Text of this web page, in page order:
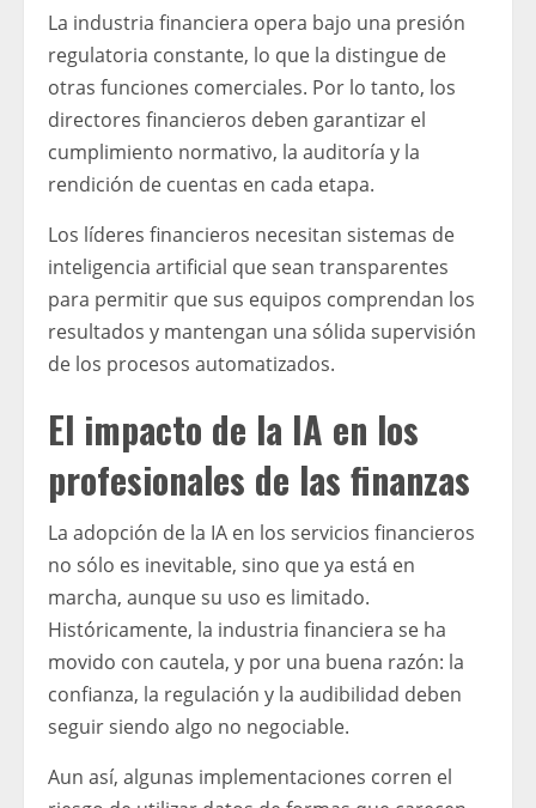
La industria financiera opera bajo una presión
regulatoria constante, lo que la distingue de
otras funciones comerciales. Por lo tanto, los
directores financieros deben garantizar el
cumplimiento normativo, la auditoría y la
rendición de cuentas en cada etapa.
Los líderes financieros necesitan sistemas de
inteligencia artificial que sean transparentes
para permitir que sus equipos comprendan los
resultados y mantengan una sólida supervisión
de los procesos automatizados.
El impacto de la IA en los
profesionales de las finanzas
La adopción de la IA en los servicios financieros
no sólo es inevitable, sino que ya está en
marcha, aunque su uso es limitado.
Históricamente, la industria financiera se ha
movido con cautela, y por una buena razón: la
confianza, la regulación y la audibilidad deben
seguir siendo algo no negociable.
Aun así, algunas implementaciones corren el